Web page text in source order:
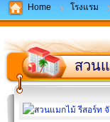
Home โรงแรม
สวน